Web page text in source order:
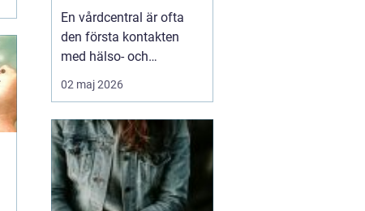
familjen
En vårdcentral är ofta
den första kontakten
med hälso- och
sjukvården. För många i
Svedala handlar valet
plats där både barn,
vuxna och äldre får hjälp
under samma tak. I en
tid med högt tempo och
02 maj 2026